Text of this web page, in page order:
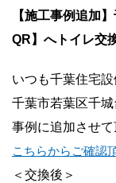
会社概要
【施工事例追加
QR】へトイレ交
いつも千葉住宅
千葉市若葉区千
事例に追加させて
こちらからご確認
＜交換後＞